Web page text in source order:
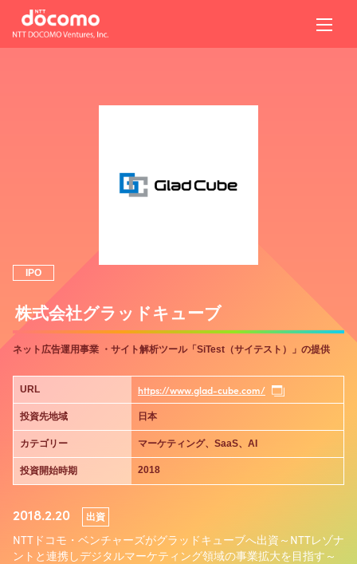
IPO
株式会社グラッドキューブ
ネット広告運用事業 ・サイト解析ツール「SiTest（サイテスト）」の提供
URL https://www.glad-cube.com/
投資先地域 日本
カテゴリー マーケティング、SaaS、AI
投資開始時期 2018
2018.2.20 出資
NTTドコモ・ベンチャーズがグラッドキューブへ出資～NTTレゾナ
ントと連携しデジタルマーケティング領域の事業拡大を目指す～